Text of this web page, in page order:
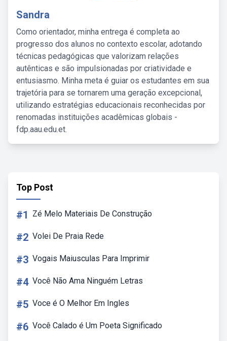
Sandra
Como orientador, minha entrega é completa ao
progresso dos alunos no contexto escolar, adotando
técnicas pedagógicas que valorizam relações
autênticas e são impulsionadas por criatividade e
entusiasmo. Minha meta é guiar os estudantes em sua
trajetória para se tornarem uma geração excepcional,
utilizando estratégias educacionais reconhecidas por
renomadas instituições acadêmicas globais -
fdp.aau.edu.et.
Top Post
#1 Zé Melo Materiais De Construção
#2 Volei De Praia Rede
#3 Vogais Maiusculas Para Imprimir
#4 Você Não Ama Ninguém Letras
#5 Voce é O Melhor Em Ingles
#6 Você Calado é Um Poeta Significado